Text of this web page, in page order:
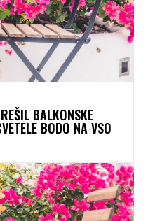
BALKONSKE
BODO NA VSO